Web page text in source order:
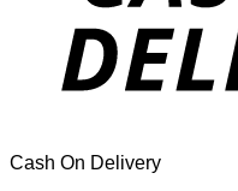
Cash On Delivery